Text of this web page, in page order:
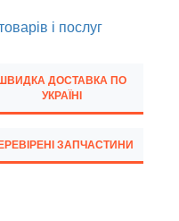
і послуг
ДОСТАВКА ПО
УКРАЇНІ
ЗАПЧАСТИНИ